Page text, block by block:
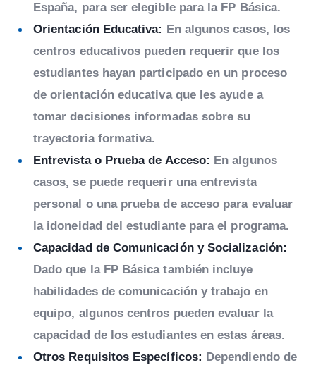
España, para ser elegible para la FP Básica.
Orientación Educativa: En algunos casos, los
centros educativos pueden requerir que los
estudiantes hayan participado en un proceso
de orientación educativa que les ayude a
tomar decisiones informadas sobre su
trayectoria formativa.
Entrevista o Prueba de Acceso: En algunos
casos, se puede requerir una entrevista
personal o una prueba de acceso para evaluar
la idoneidad del estudiante para el programa.
Capacidad de Comunicación y Socialización:
Dado que la FP Básica también incluye
habilidades de comunicación y trabajo en
equipo, algunos centros pueden evaluar la
capacidad de los estudiantes en estas áreas.
Otros Requisitos Específicos: Dependiendo de